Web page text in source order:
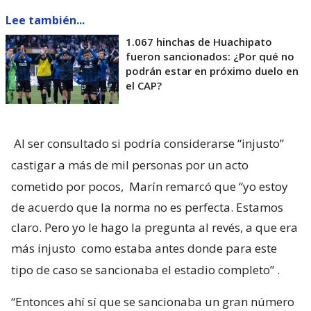
Lee también...
1.067 hinchas de Huachipato
fueron sancionados: ¿Por qué no
podrán estar en próximo duelo en
el CAP?
Al ser consultado si podría considerarse “injusto”
castigar a más de mil personas por un acto
cometido por pocos, Marín remarcó que “yo estoy
de acuerdo que la norma no es perfecta. Estamos
claro. Pero yo le hago la pregunta al revés, a que era
más injusto como estaba antes donde para este
tipo de caso se sancionaba el estadio completo” .
“Entonces ahí sí que se sancionaba un gran número